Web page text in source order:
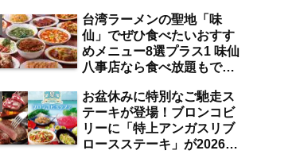
アール名古屋タカシマヤに
て開催 注目のスイーツは？
【名古屋駅】
台湾ラーメンの聖地「味
仙」でぜひ食べたいおすす
めメニュー8選プラス1 味仙
八事店なら食べ放題もでき
お盆休みに特別なご馳走ス
テーキが登場！ブロンコビ
リーに「特上アンガスリブ
ロースステーキ」が2026年